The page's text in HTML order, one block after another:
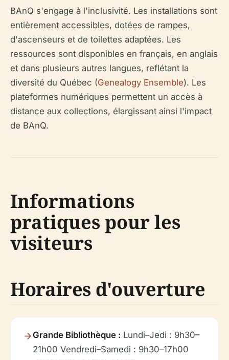
BAnQ s'engage à l'inclusivité. Les installations sont
entièrement accessibles, dotées de rampes,
d'ascenseurs et de toilettes adaptées. Les
ressources sont disponibles en français, en anglais
et dans plusieurs autres langues, reflétant la
diversité du Québec (Genealogy Ensemble). Les
plateformes numériques permettent un accès à
distance aux collections, élargissant ainsi l'impact
de BAnQ.
Informations
pratiques pour les
visiteurs
Horaires d'ouverture
Grande Bibliothèque : Lundi–Jedi : 9h30–
21h00 Vendredi–Samedi : 9h30–17h00